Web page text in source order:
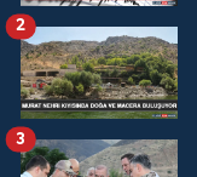
2
3